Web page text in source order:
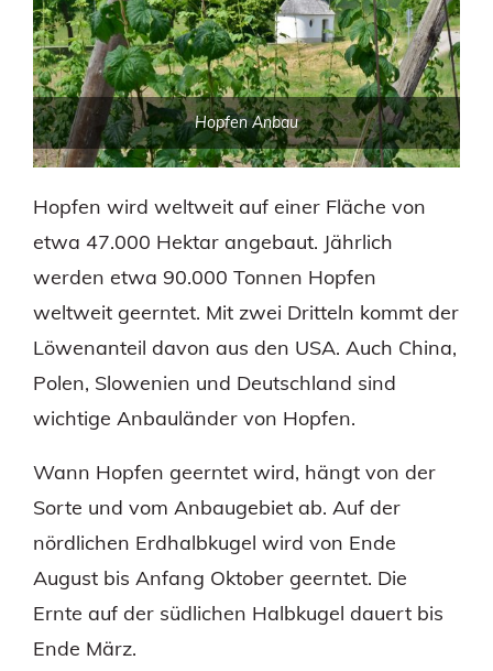
Hopfen Anbau
Hopfen wird weltweit auf einer Fläche von
etwa 47.000 Hektar angebaut. Jährlich
werden etwa 90.000 Tonnen Hopfen
weltweit geerntet. Mit zwei Dritteln kommt der
Löwenanteil davon aus den USA. Auch China,
Polen, Slowenien und Deutschland sind
wichtige Anbauländer von Hopfen.
Wann Hopfen geerntet wird, hängt von der
Sorte und vom Anbaugebiet ab. Auf der
nördlichen Erdhalbkugel wird von Ende
August bis Anfang Oktober geerntet. Die
Ernte auf der südlichen Halbkugel dauert bis
Ende März.